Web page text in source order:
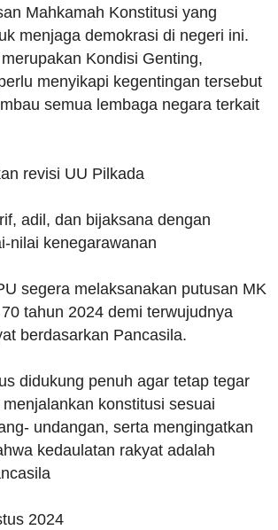
Mahkamah Konstitusi yang
menjaga demokrasi di negeri ini.
Kondisi Genting,
menyikapi kegentingan tersebut
semua lembaga negara terkait
revisi UU Pilkada
adil, dan bijaksana dengan
nilai kenegarawanan
segera melaksanakan putusan MK
tahun 2024 demi terwujudnya
berdasarkan Pancasila.
didukung penuh agar tetap tegar
konstitusi sesuai
undangan, serta mengingatkan
kedaulatan rakyat adalah
2024